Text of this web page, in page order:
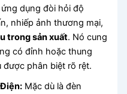
dụng đòi hỏi độ
nhiếp ảnh thương mại,
trong sản xuất. Nó cung
có đỉnh hoặc thung
được phân biệt rõ rệt.
Mặc dù là đèn